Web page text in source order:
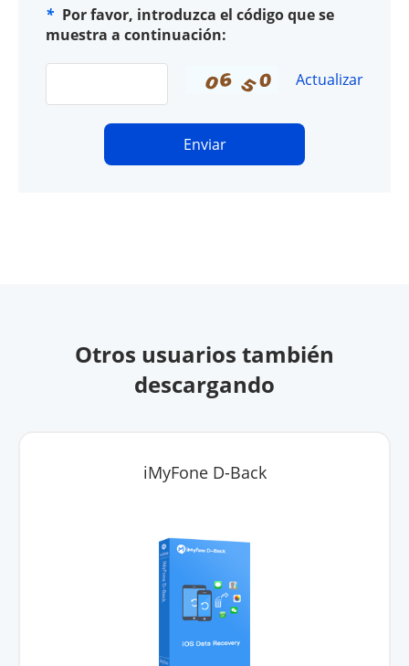
* Por favor, introduzca el código que se
muestra a continuación:
Actualizar
Enviar
Otros usuarios también
descargando
iMyFone D-Back